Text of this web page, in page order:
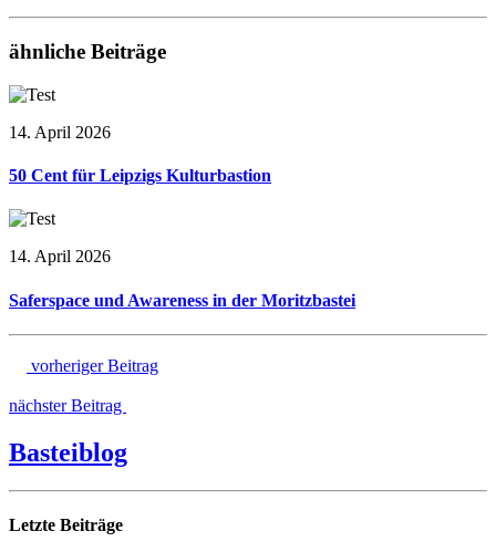
ähnliche Beiträge
14. April 2026
50 Cent für Leipzigs Kulturbastion
14. April 2026
Saferspace und Awareness in der Moritzbastei
vorheriger Beitrag
nächster Beitrag
Basteiblog
Letzte Beiträge